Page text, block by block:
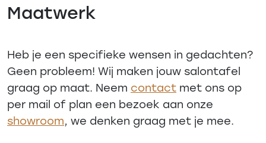
Maatwerk
Heb je een specifieke wensen in gedachten?
Geen probleem! Wij maken jouw salontafel
graag op maat. Neem contact met ons op
per mail of plan een bezoek aan onze
showroom, we denken graag met je mee.